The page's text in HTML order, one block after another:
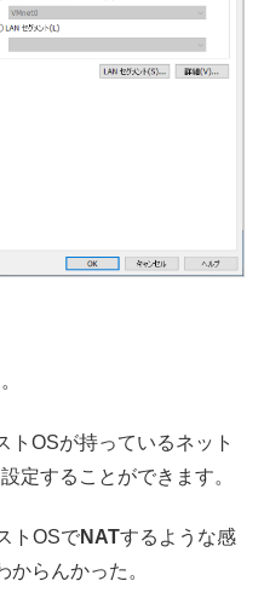
トOSが持っているネット
定することができます。
トOSでNATするような感
からんかった。